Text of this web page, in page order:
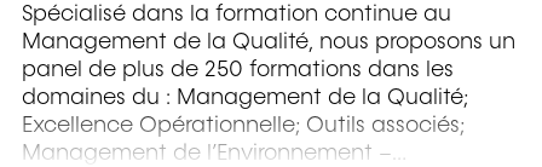
Spécialisé dans la formation continue au
Management de la Qualité, nous proposons un
panel de plus de 250 formations dans les
domaines du : Management de la Qualité;
Excellence Opérationnelle; Outils associés;
Management de l’Environnement –